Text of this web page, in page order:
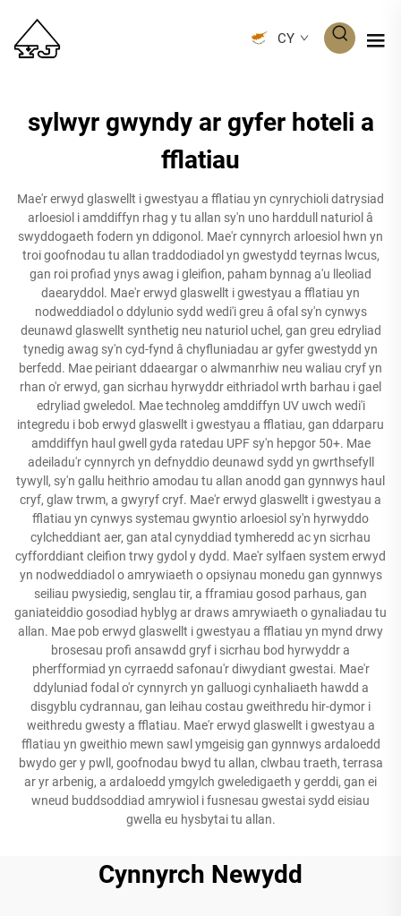
CY
sylwyr gwyndy ar gyfer hoteli a
fflatiau
Mae'r erwyd glaswellt i gwestyau a fflatiau yn cynrychioli datrysiad
arloesiol i amddiffyn rhag y tu allan sy'n uno harddull naturiol â
swyddogaeth fodern yn ddigonol. Mae'r cynnyrch arloesiol hwn yn
troi goofnodau tu allan traddodiadol yn gwestydd teyrnas lwcus,
gan roi profiad ynys awag i gleifion, paham bynnag a'u lleoliad
daearyddol. Mae'r erwyd glaswellt i gwestyau a fflatiau yn
nodweddiadol o ddylunio sydd wedi'i greu â ofal sy'n cynwys
deunawd glaswellt synthetig neu naturiol uchel, gan greu edryliad
tynedig awag sy'n cyd-fynd â chyfluniadau ar gyfer gwestydd yn
berfedd. Mae peiriant ddaeargar o alwmanrhiw neu waliau cryf yn
rhan o'r erwyd, gan sicrhau hyrwyddr eithriadol wrth barhau i gael
edryliad gweledol. Mae technoleg amddiffyn UV uwch wedi'i
integredu i bob erwyd glaswellt i gwestyau a fflatiau, gan ddarparu
amddiffyn haul gwell gyda ratedau UPF sy'n hepgor 50+. Mae
adeiladu'r cynnyrch yn defnyddio deunawd sydd yn gwrthsefyll
tywyll, sy'n gallu heithrio amodau tu allan anodd gan gynnwys haul
cryf, glaw trwm, a gwyryf cryf. Mae'r erwyd glaswellt i gwestyau a
fflatiau yn cynwys systemau gwyntio arloesiol sy'n hyrwyddo
cylcheddiant aer, gan atal cynyddiad tymheredd ac yn sicrhau
cyfforddiant cleifion trwy gydol y dydd. Mae'r sylfaen system erwyd
yn nodweddiadol o amrywiaeth o opsiynau monedu gan gynnwys
seiliau pwysiedig, senglau tir, a fframiau gosod parhaus, gan
ganiateiddio gosodiad hyblyg ar draws amrywiaeth o gynaliadau tu
allan. Mae pob erwyd glaswellt i gwestyau a fflatiau yn mynd drwy
brosesau profi ansawdd gryf i sicrhau bod hyrwyddr a
pherfformiad yn cyrraedd safonau'r diwydiant gwestai. Mae'r
ddyluniad fodal o'r cynnyrch yn galluogi cynhaliaeth hawdd a
disgyblu cydrannau, gan leihau costau gweithredu hir-dymor i
weithredu gwesty a fflatiau. Mae'r erwyd glaswellt i gwestyau a
fflatiau yn gweithio mewn sawl ymgeisig gan gynnwys ardaloedd
bwydo ger y pwll, goofnodau bwyd tu allan, clwbau traeth, terrasa
ar yr arbenig, a ardaloedd ymgylch gweledigaeth y gerddi, gan ei
wneud buddsoddiad amrywiol i fusnesau gwestai sydd eisiau
gwella eu hysbytai tu allan.
Cynnyrch Newydd